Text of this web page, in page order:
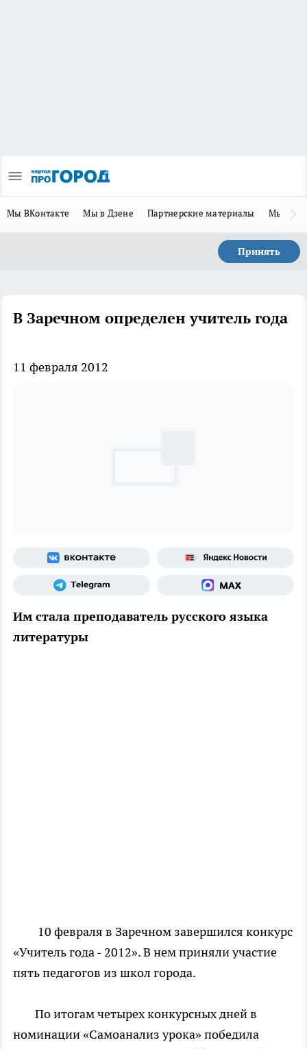
Мы ВКонтакте Мы в Дзене Партнерские материалы Мы в
Принять
В Заречном определен учитель года
11 февраля 2012
Им стала преподаватель русского языка
литературы
10 февраля в Заречном завершился конкурс
«Учитель года - 2012». В нем приняли участие
пять педагогов из школ города.
По итогам четырех конкурсных дней в
номинации «Самоанализ урока» победила